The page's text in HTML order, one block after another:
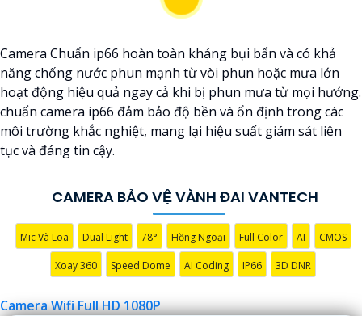
Camera Chuẩn ip66 hoàn toàn kháng bụi bẩn và có khả
năng chống nước phun mạnh từ vòi phun hoặc mưa lớn
hoạt động hiệu quả ngay cả khi bị phun mưa từ mọi hướng.
chuẩn camera ip66 đảm bảo độ bền và ổn định trong các
môi trường khắc nghiệt, mang lại hiệu suất giám sát liên
tục và đáng tin cậy.
CAMERA BẢO VỆ VÀNH ĐAI VANTECH
Mic Và Loa Dual Light 78° Hồng Ngoại Full Color AI CMOS
Xoay 360 Speed Dome AI Coding IP66 3D DNR
Camera Wifi Full HD 1080P